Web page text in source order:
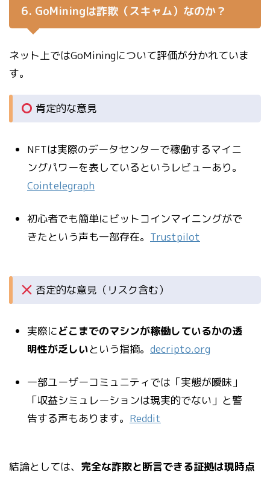
6. GoMiningは詐欺（スキャム）なのか？
ネット上ではGoMiningについて評価が分かれていま
す。
肯定的な意見
NFTは実際のデータセンターで稼働するマイニ
ングパワーを表しているというレビューあり。
Cointelegraph
初心者でも簡単にビットコインマイニングがで
きたという声も一部存在。 Trustpilot
否定的な意見（リスク含む）
実際にどこまでのマシンが稼働しているかの透
明性が乏しいという指摘。 decripto.org
一部ユーザーコミュニティでは「実態が曖昧」
「収益シミュレーションは現実的でない」と警
告する声もあります。 Reddit
結論としては、 完全な詐欺と断言できる証拠は現時点